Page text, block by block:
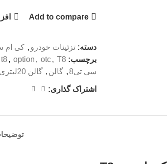
Add to compare
دسته: تزئینات خودرو , کی ام
برچسب:
, option , otc, T8
سی تی8
, گالن , گالن 20لیتری فلزی
اشتراک گذاری: